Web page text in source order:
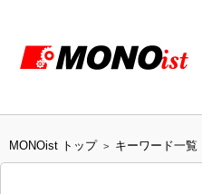
MONOist トップ > キーワード一覧